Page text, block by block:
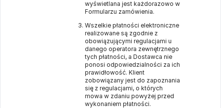
wyświetlana jest każdorazowo w
Formularzu zamówienia.
Wszelkie płatności elektroniczne
realizowane są zgodnie z
obowiązującymi regulacjami u
danego operatora zewnętrznego
tych płatności, a Dostawca nie
ponosi odpowiedzialności za ich
prawidłowość. Klient
zobowiązany jest do zapoznania
się z regulacjami, o których
mowa w zdaniu powyżej przed
wykonaniem płatności.